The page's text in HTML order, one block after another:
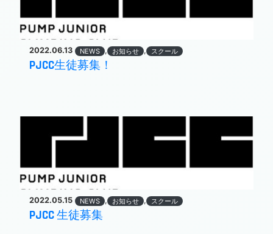
2022.06.13 NEWS , お知らせ , スクール
PJCC生徒募集！
2022.05.15 NEWS , お知らせ , スクール
PJCC 生徒募集